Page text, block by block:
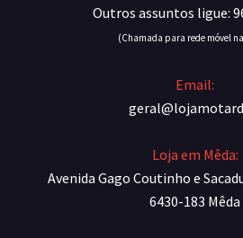
Outros assuntos ligue:
(Chamada para rede móvel
Email:
Loja em Mêda:
Avenida Gago Coutinho e
6430-183 Mêda